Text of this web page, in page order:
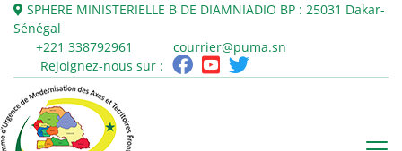
SPHERE MINISTERIELLE B DE DIAMNIADIO BP : 25031 Dakar-
Sénégal
+221 338792961
courrier@puma.sn
Rejoignez-nous sur :